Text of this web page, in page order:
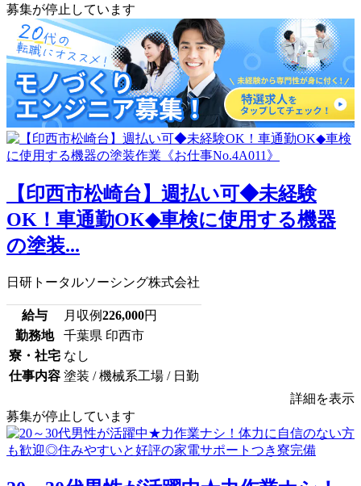
募集が停止しています
【印西市松崎台】週払い可◆未経験
OK！車通勤OK◆車検に使用する機器
の塗装...
日研トータルソーシング株式会社
給与 月収例226,000円
勤務地
千葉県 印西市
寮・社宅 なし
仕事内容 塗装 / 機械系工場 / 日勤
詳細を表示
募集が停止しています